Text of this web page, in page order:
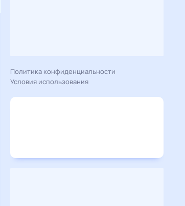
Политика конфиденциальности
Условия использования